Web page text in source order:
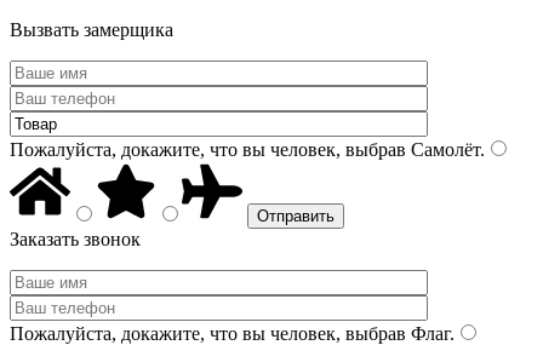
Вызвать замерщика
Пожалуйста, докажите, что вы человек, выбрав Самолёт.
Заказать звонок
Пожалуйста, докажите, что вы человек, выбрав Флаг.